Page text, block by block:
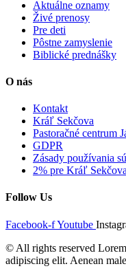
Aktuálne oznamy
Živé prenosy
Pre deti
Pôstne zamyslenie
Biblické prednášky
O nás
Kontakt
Kráľ Sekčova
Pastoračné centrum
GDPR
Zásady používania
2% pre Kráľ Sekčova
Follow Us
Facebook-fYoutube
© All rights reserved
adipiscing elit. Aenean